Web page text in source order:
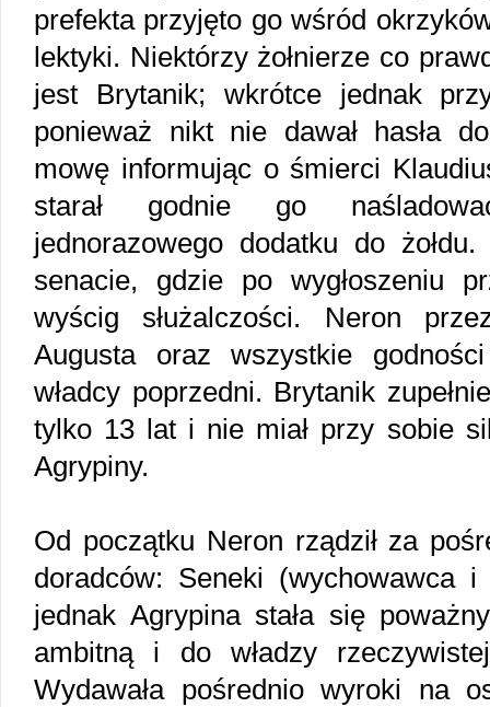
prefekta przyjęto go wśród
lektyki. Niektórzy żołnierze co
jest Brytanik; wkrótce jednak
ponieważ nikt nie dawał hasła
mowę informując o śmierci
starał godnie go
jednorazowego dodatku do
senacie, gdzie po wygłoszeniu
wyścig służalczości. Neron
Augusta oraz wszystkie
władcy poprzedni. Brytanik
tylko 13 lat i nie miał przy sobie
Agrypiny.
Od początku Neron rządził za
doradców: Seneki (wychowawca
jednak Agrypina stała się
ambitną i do władzy
Wydawała pośrednio wyroki na